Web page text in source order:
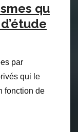
qu
par
qui le
fonction de